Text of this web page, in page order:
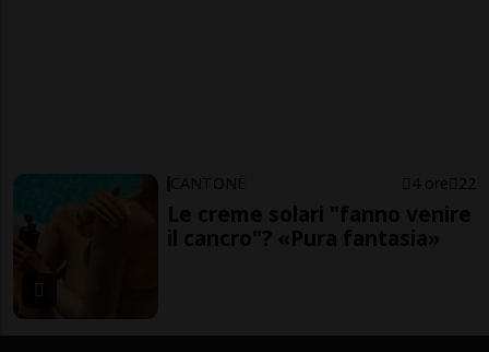
CANTONE 4 ore 22
Le creme solari "fanno venire
il cancro"? «Pura fantasia»